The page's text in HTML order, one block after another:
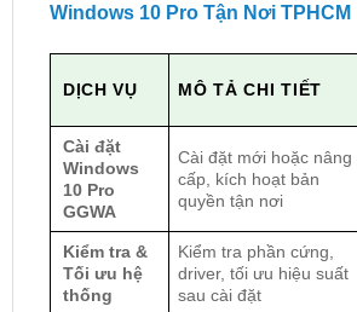
Windows 10 Pro Tận Nơi TPHCM
DỊCH VỤ MÔ TẢ CHI TIẾT
Cài đặt
Windows
10 Pro
GGWA
Cài đặt mới hoặc nâng
cấp, kích hoạt bản
quyền tận nơi
Kiểm tra &
Tối ưu hệ
thống
Kiểm tra phần cứng,
driver, tối ưu hiệu suất
sau cài đặt